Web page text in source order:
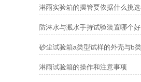
淋雨实验箱的摆管要依据什么挑选
防淋水与溅水手持试验装置哪个好
淋雨试验箱的操作和注意事项